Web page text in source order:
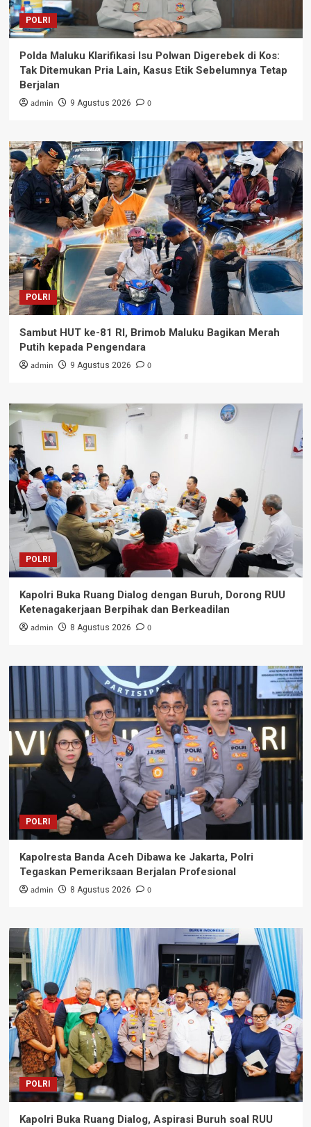
POLRI
Polda Maluku Klarifikasi Isu Polwan Digerebek di Kos:
Tak Ditemukan Pria Lain, Kasus Etik Sebelumnya Tetap
Berjalan
admin 9 Agustus 2026 0
POLRI
Sambut HUT ke-81 RI, Brimob Maluku Bagikan Merah
Putih kepada Pengendara
admin 9 Agustus 2026 0
POLRI
Kapolri Buka Ruang Dialog dengan Buruh, Dorong RUU
Ketenagakerjaan Berpihak dan Berkeadilan
admin 8 Agustus 2026 0
POLRI
Kapolresta Banda Aceh Dibawa ke Jakarta, Polri
Tegaskan Pemeriksaan Berjalan Profesional
admin 8 Agustus 2026 0
POLRI
Kapolri Buka Ruang Dialog, Aspirasi Buruh soal RUU